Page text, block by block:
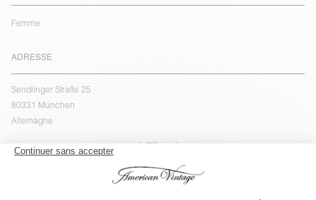
Femme
ADRESSE
Sendlinger Straße 25
80331 München
Allemagne
voir l''itinéraire